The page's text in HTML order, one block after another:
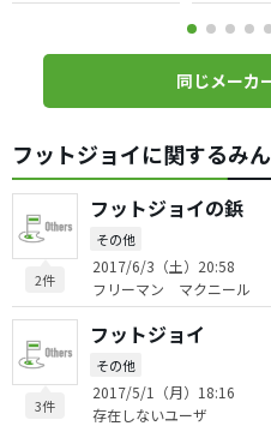
同じメーカ
フットジョイに関するみ
2件
フットジョイの鋲
その他
2017/6/3（土）20:58
フリーマン マクニール
3件
フットジョイ
その他
2017/5/1（月）18:16
存在しないユーザ